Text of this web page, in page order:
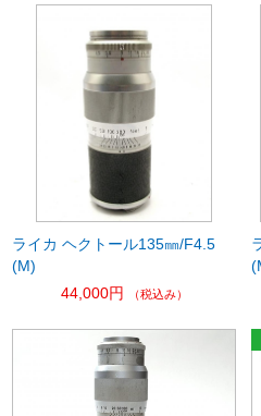
ライカ ヘクトール135㎜/F4.5
(M)
44,000円
（税込み）